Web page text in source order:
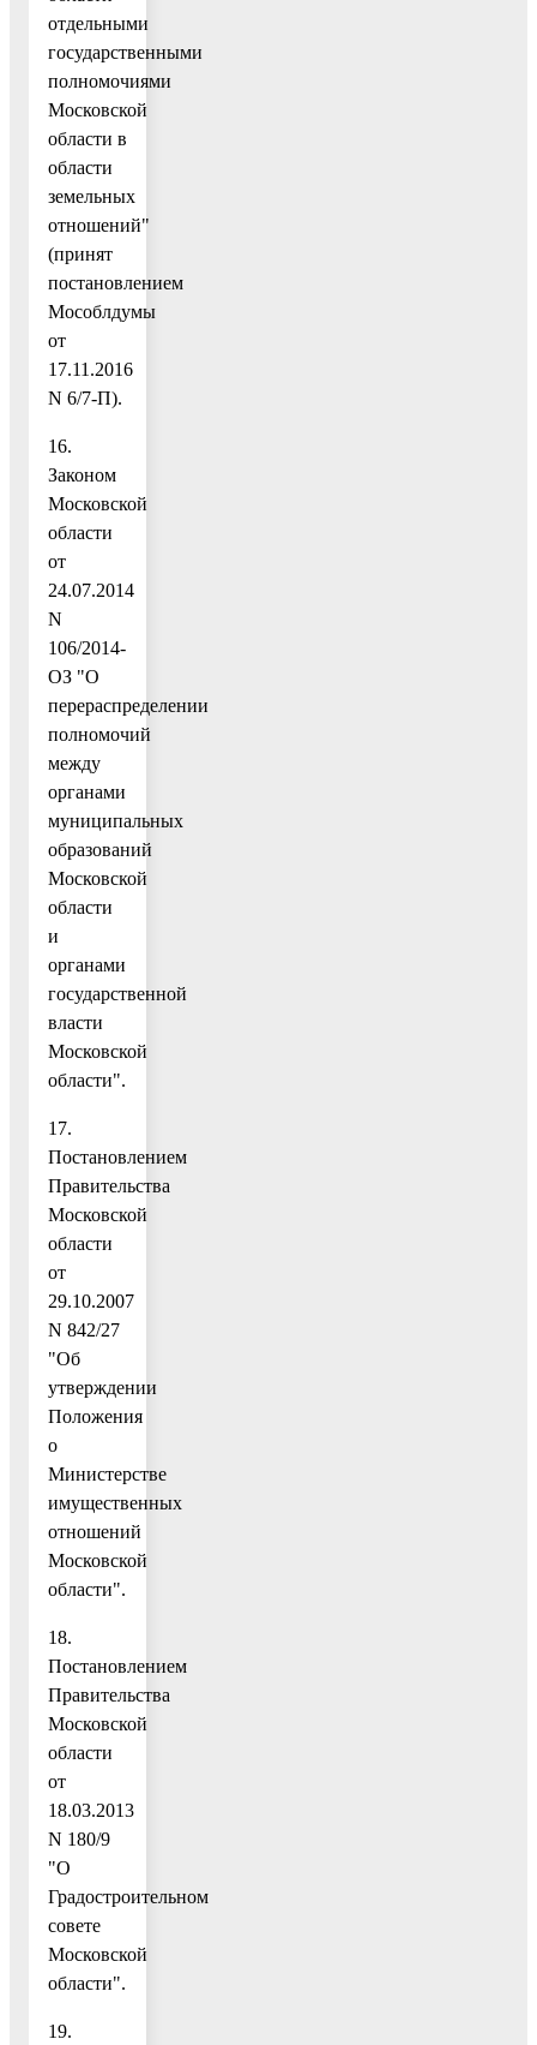
отдельными
государственными
полномочиями
Московской
области в
области
земельных
отношений"
(принят
постановлением
Мособлдумы
от
17.11.2016
N 6/7-П).
16.
Законом
Московской
области
от
24.07.2014
N
106/2014-
ОЗ "О
перераспределении
полномочий
между
органами
муниципальных
образований
Московской
области
и
органами
государственной
власти
Московской
области".
17.
Постановлением
Правительства
Московской
области
от
29.10.2007
N 842/27
"Об
утверждении
Положения
о
Министерстве
имущественных
отношений
Московской
области".
18.
Постановлением
Правительства
Московской
области
от
18.03.2013
N 180/9
"О
Градостроительном
совете
Московской
области".
19.